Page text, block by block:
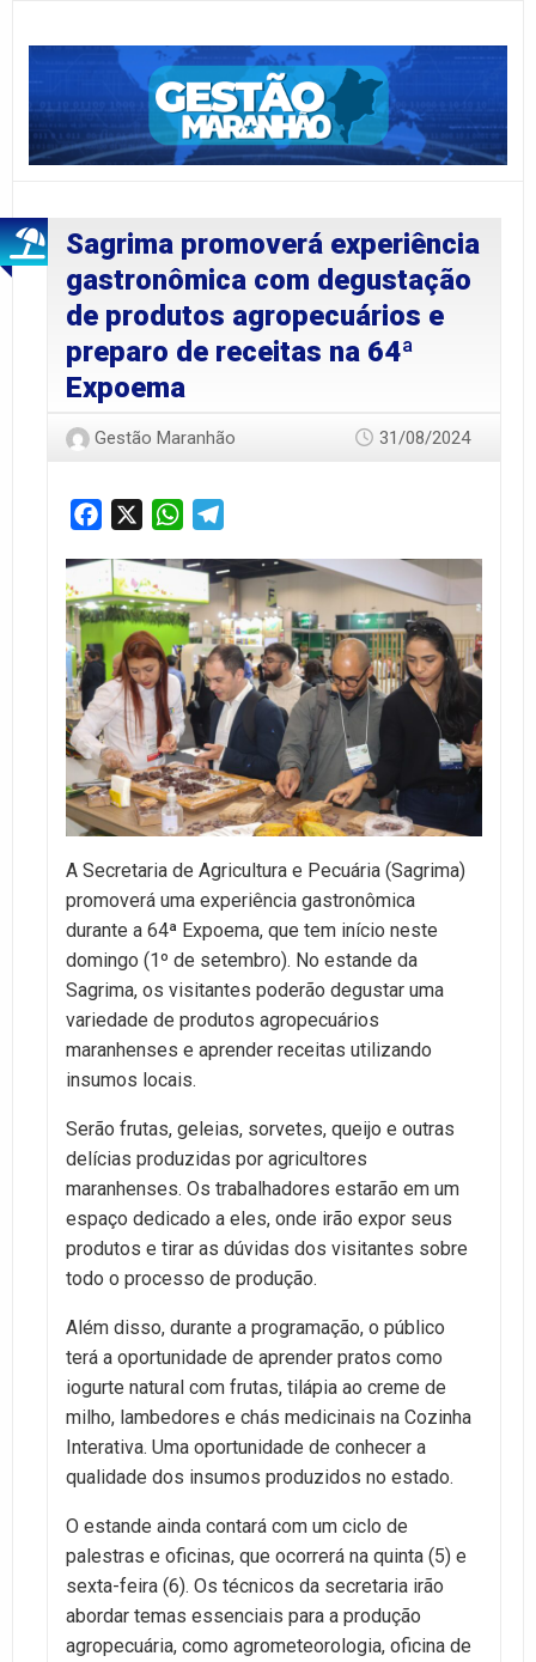
Sagrima promoverá experiência
gastronômica com degustação
de produtos agropecuários e
preparo de receitas na 64ª
Expoema
Gestão Maranhão 31/08/2024
Facebook WhatsApp
A Secretaria de Agricultura e Pecuária (Sagrima)
promoverá uma experiência gastronômica
durante a 64ª Expoema, que tem início neste
domingo (1º de setembro). No estande da
Sagrima, os visitantes poderão degustar uma
variedade de produtos agropecuários
maranhenses e aprender receitas utilizando
insumos locais.
Serão frutas, geleias, sorvetes, queijo e outras
delícias produzidas por agricultores
maranhenses. Os trabalhadores estarão em um
espaço dedicado a eles, onde irão expor seus
produtos e tirar as dúvidas dos visitantes sobre
todo o processo de produção.
Além disso, durante a programação, o público
terá a oportunidade de aprender pratos como
iogurte natural com frutas, tilápia ao creme de
milho, lambedores e chás medicinais na Cozinha
Interativa. Uma oportunidade de conhecer a
qualidade dos insumos produzidos no estado.
O estande ainda contará com um ciclo de
palestras e oficinas, que ocorrerá na quinta (5) e
sexta-feira (6). Os técnicos da secretaria irão
abordar temas essenciais para a produção
agropecuária, como agrometeorologia, oficina de